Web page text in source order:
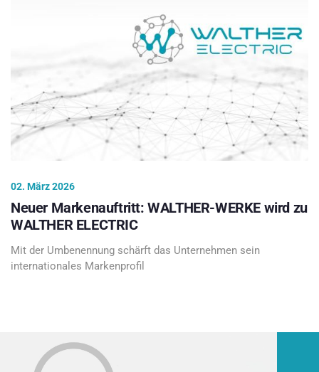
02. März 2026
Neuer Markenauftritt: WALTHER-WERKE wird zu
WALTHER ELECTRIC
Mit der Umbenennung schärft das Unternehmen sein
internationales Markenprofil